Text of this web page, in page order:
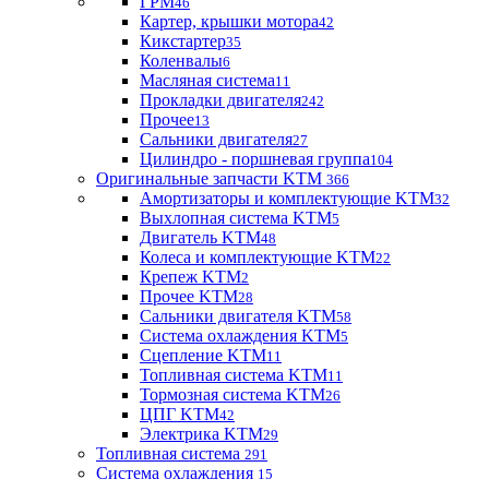
Картер, крышки мотора42
Кикстартер35
Коленвалы6
Масляная система11
Прокладки двигателя242
Прочее13
Сальники двигателя27
Цилиндро - поршневая группа104
Оригинальные запчасти KTM 366
Амортизаторы и комплектующие KTM32
Выхлопная система KTM5
Двигатель KTM48
Колеса и комплектующие KTM22
Крепеж KTM2
Прочее KTM28
Сальники двигателя KTM58
Система охлаждения KTM5
Сцепление KTM11
Топливная система KTM11
Тормозная система KTM26
ЦПГ KTM42
Электрика KTM29
Топливная система 291
Система охлаждения 15